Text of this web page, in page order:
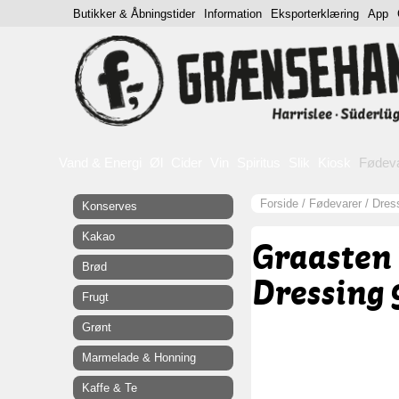
Forside / Fødevarer /
Dressing
Konserves
Kakao
Brød
Frugt
Grønt
Marmelade & Honning
Kaffe & Te
Butikker & Åbningstider Information Eksporterklæring App